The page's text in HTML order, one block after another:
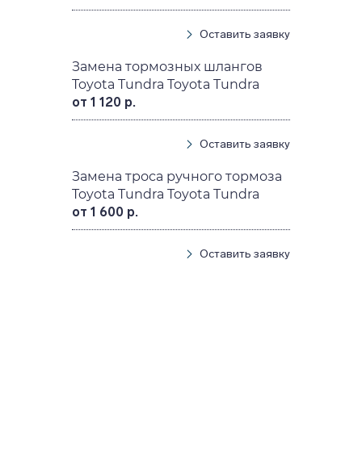
Оставить заявку
Замена тормозных шлангов
Toyota Tundra Toyota Tundra
от 1 120 р.
Оставить заявку
Замена троса ручного тормоза
Toyota Tundra Toyota Tundra
от 1 600 р.
Оставить заявку